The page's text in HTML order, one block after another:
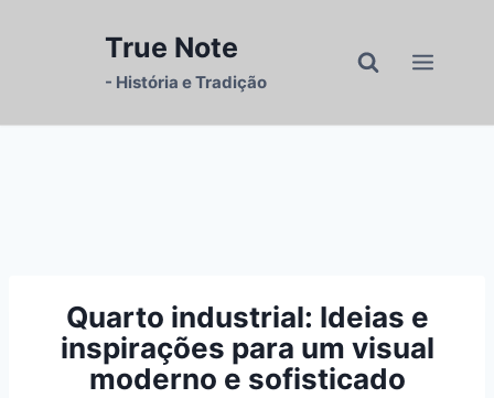
True Note
- História e Tradição
Quarto industrial: Ideias e
inspirações para um visual
moderno e sofisticado